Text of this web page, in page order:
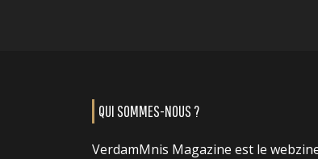
QUI SOMMES-NOUS ?
VerdamMnis Magazine est le